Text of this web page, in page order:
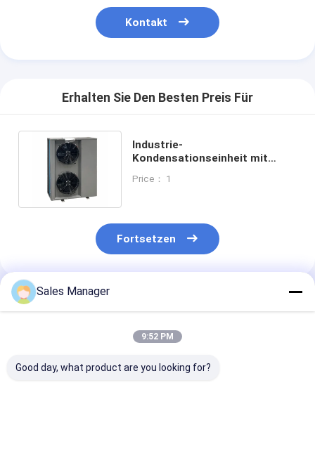
Kontakt
Erhalten Sie Den Besten Preis Für
Industrie-
Kondensationseinheit mit
Frequenzventilator
Price： 1
Fortsetzen
Empfohlene Produkte
Sales Manager
9:52 PM
Good day, what product are you looking for?